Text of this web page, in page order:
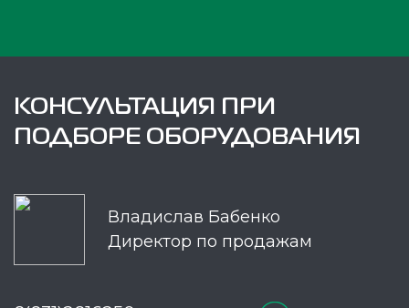
КОНСУЛЬТАЦИЯ ПРИ
ПОДБОРЕ ОБОРУДОВАНИЯ
Владислав Бабенко
Директор по продажам